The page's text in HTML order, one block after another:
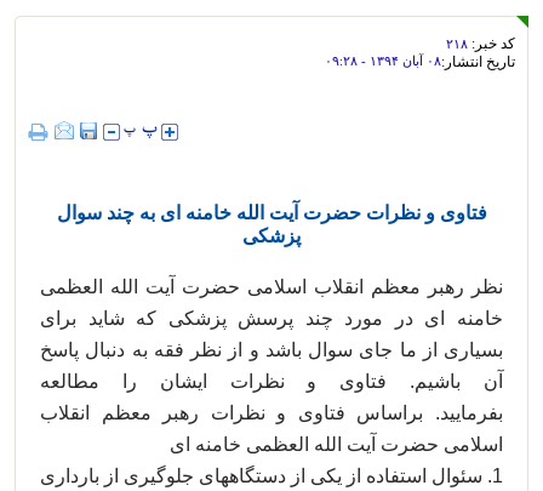
کد خبر: ۲۱۸
تاریخ انتشار:۰۸ آبان ۱۳۹۴ - ۰۹:۲۸
فتاوی و نظرات حضرت آیت الله خامنه ای به چند سوال
پزشکی
نظر رهبر معظم انقلاب اسلامی حضرت آیت الله العظمی
خامنه ای در مورد چند پرسش پزشکی که شاید برای
بسیاری از ما جای سوال باشد و از نظر فقه به دنبال پاسخ
آن باشیم. فتاوی و نظرات ایشان را مطالعه
بفرمایید. براساس فتاوی و نظرات رهبر معظم انقلاب
اسلامی حضرت آیت الله العظمی خامنه ای
1. سئوال استفاده از یکی از دستگاههای جلوگیری از بارداری